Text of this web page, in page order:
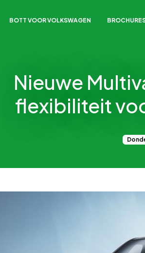
BOTT VOOR VOLKSWAGEN
Nieuwe
flexibiliteit